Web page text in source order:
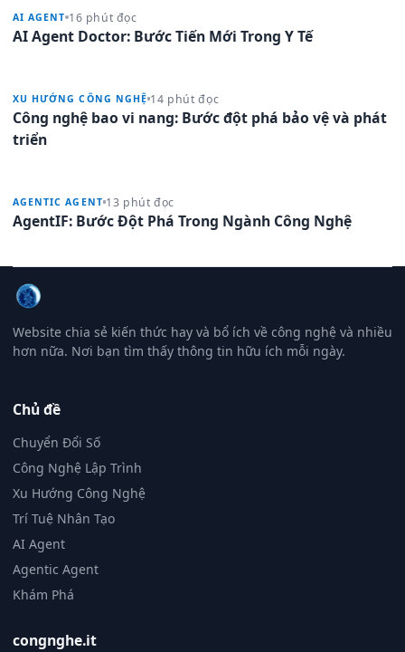
AI AGENT 16 phút đọc
AI Agent Doctor: Bước Tiến Mới Trong Y Tế
XU HƯỚNG CÔNG NGHỆ 14 phút đọc
Công nghệ bao vi nang: Bước đột phá bảo vệ và phát
triển
AGENTIC AGENT 13 phút đọc
AgentIF: Bước Đột Phá Trong Ngành Công Nghệ
Website chia sẻ kiến thức hay và bổ ích về công nghệ và nhiều
hơn nữa. Nơi bạn tìm thấy thông tin hữu ích mỗi ngày.
Chủ đề
Chuyển Đổi Số
Công Nghệ Lập Trình
Xu Hướng Công Nghệ
Trí Tuệ Nhân Tạo
AI Agent
Agentic Agent
Khám Phá
congnghe.it